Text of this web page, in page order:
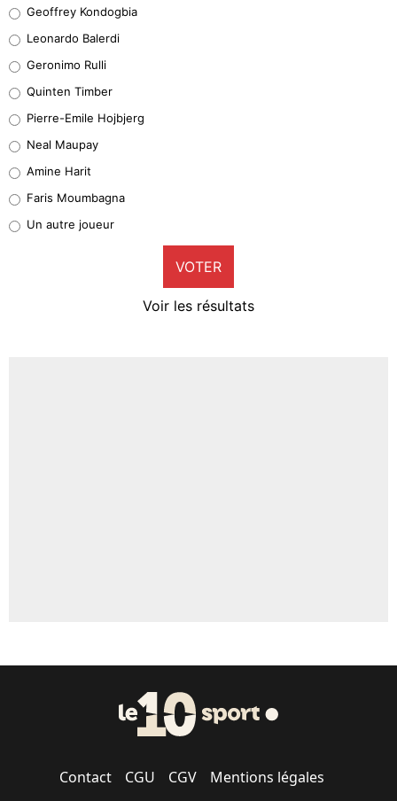
38%
32%
5%
1%
9%
Geoffrey Kondogbia
Leonardo Balerdi
Geronimo Rulli
Quinten Timber
Pierre-Emile Hojbjerg
Neal Maupay
Amine Harit
Faris Moumbagna
Un autre joueur
VOTER
Voir les résultats
Contact CGU CGV Mentions légales